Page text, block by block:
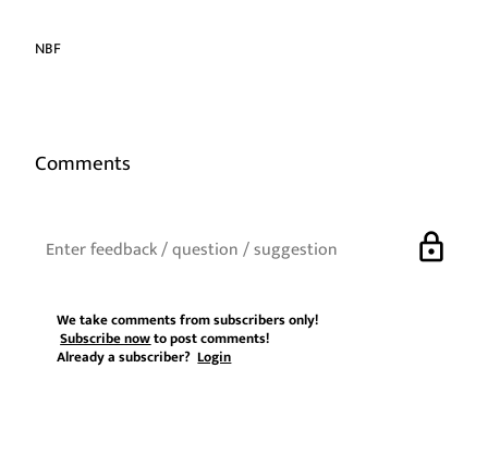
NBF
Comments
lock
We take comments from subscribers only!
Subscribe nowto post comments!
Already a subscriber?Login